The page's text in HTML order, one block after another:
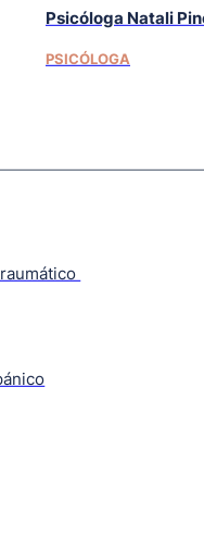
Psicóloga Natali
PSICÓLOGA